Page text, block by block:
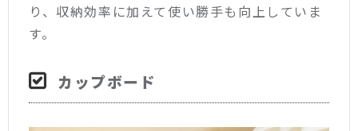
り、収納効率に加えて使い勝手も向上していま
す。
カップボード